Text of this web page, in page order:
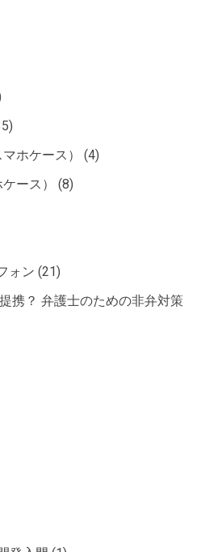
ホケース）
(4)
ース）
(8)
ォン (21)
携？ 弁護士のための非弁対策